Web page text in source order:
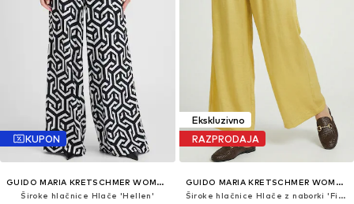
KUPON
GUIDO MARIA KRETSCHMER WOMEN
Široke hlačnice Hlače 'Hellen'
Ekskluzivno
RAZPRODAJA
GUIDO MARIA KRETSCHMER WOMEN
Široke hlačnice Hlače z naborki 'Finja'